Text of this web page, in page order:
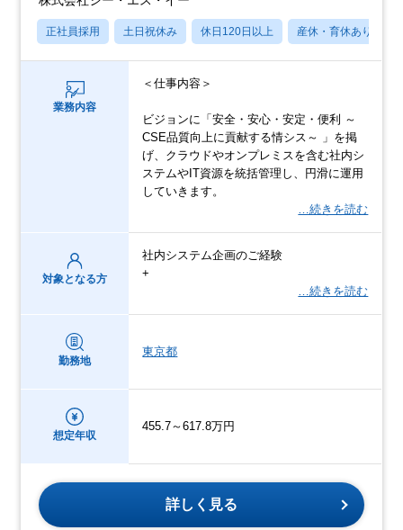
正社員採用 土日祝休み 休日120日以上 産休・育休あり
業務内容
＜仕事内容＞
ビジョンに「安全・安心・安定・便利 ～
CSE品質向上に貢献する情シス～ 」を掲
げ、クラウドやオンプレミスを含む社内シ
ステムやIT資源を統括管理し、円滑に運用
していきます。
…続きを読む
対象となる方
社内システム企画のご経験
+
…続きを読む
勤務地
東京都
想定年収
455.7～617.8万円
詳しく見る